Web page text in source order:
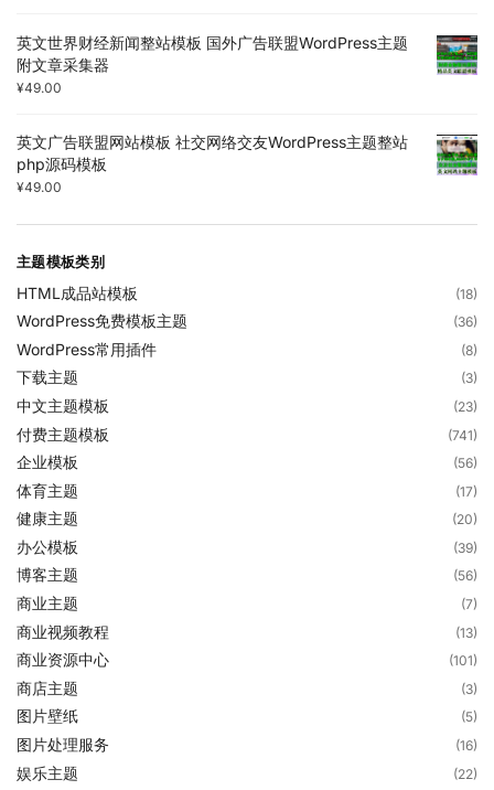
英文世界财经新闻整站模板 国外广告联盟WordPress主题
附文章采集器
¥49.00
英文广告联盟网站模板 社交网络交友WordPress主题整站
php源码模板
¥49.00
主题模板类别
HTML成品站模板 (18)
WordPress免费模板主题 (36)
WordPress常用插件 (8)
下载主题 (3)
中文主题模板 (23)
付费主题模板 (741)
企业模板 (56)
体育主题 (17)
健康主题 (20)
办公模板 (39)
博客主题 (56)
商业主题 (7)
商业视频教程 (13)
商业资源中心 (101)
商店主题 (3)
图片壁纸 (5)
图片处理服务 (16)
娱乐主题 (22)